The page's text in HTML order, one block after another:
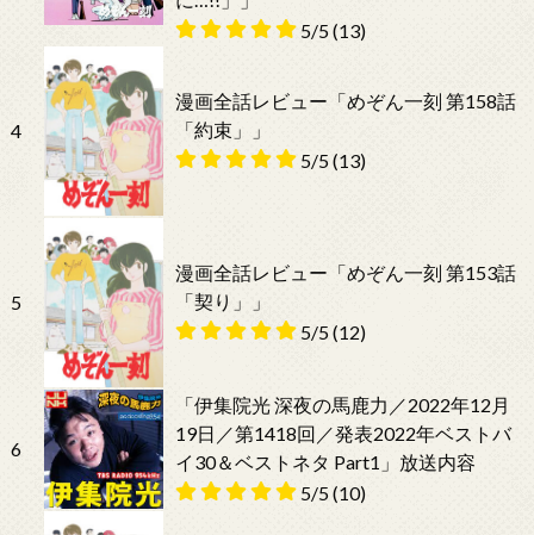
5/5(13)
4
漫画全話レビュー「めぞん一刻 第158話
「約束」」
5/5(13)
5
漫画全話レビュー「めぞん一刻 第153話
「契り」」
5/5(12)
6
「伊集院光 深夜の馬鹿力／2022年12月
19日／第1418回／発表2022年ベストバ
イ30＆ベストネタ Part1」放送内容
5/5(10)